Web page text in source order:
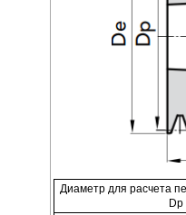
Диаметр для расчета